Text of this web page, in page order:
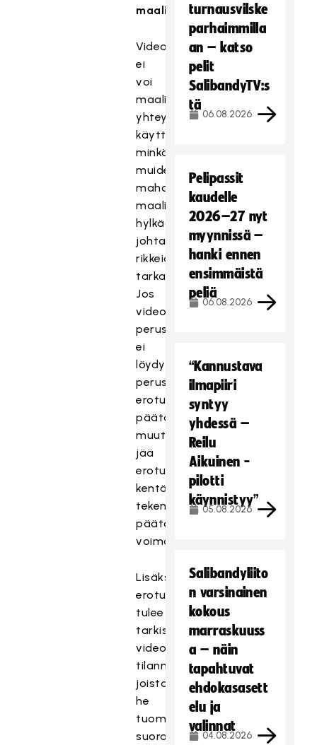
maali
Videomateriaalia
ei
voi
maalinteon
yhteydessä
käyttää
minkään
muiden
mahdolliseen
maalin
hylkäämiseen
johtavien
rikkeiden
tarkasteluun.
Jos
videon
perusteella
ei
löydy
perusteita
erotuomareiden
päätöksen
muuttamiselle,
jää
erotuomareiden
kentällä
tekemä
päätös
voimaan.
Lisäksi
erotuomareiden
tulee
tarkistaa
videolta
tilanne,
joista
he
tuomitsevat
suoran
turnausvilske
parhaimmilla
an – katso
pelit
SalibandyTV:s
tä
06.08.2026
Pelipassit
kaudelle
2026–27 nyt
myynnissä –
hanki ennen
ensimmäistä
peliä
06.08.2026
“Kannustava
ilmapiiri
syntyy
yhdessä –
Reilu
Aikuinen -
pilotti
käynnistyy”
05.08.2026
Salibandyliito
n varsinainen
kokous
marraskuuss
a – näin
tapahtuvat
ehdokasasett
elu ja
valinnat
04.08.2026